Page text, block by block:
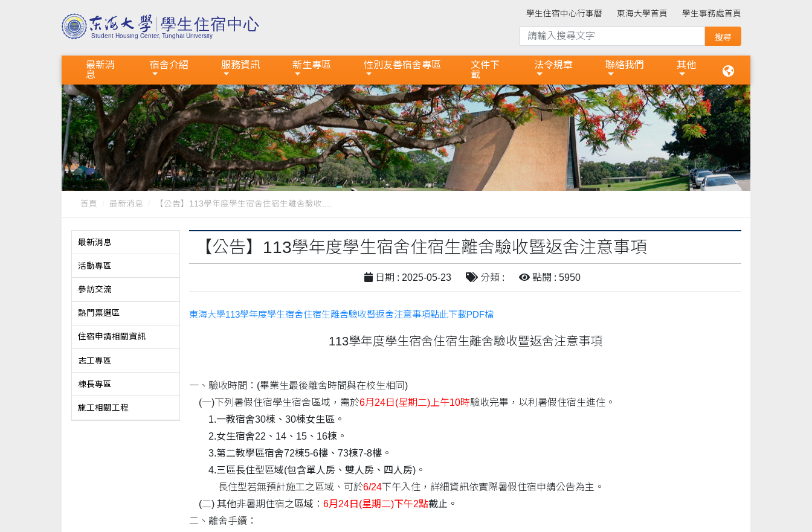
學生住宿中心行事曆 東海大學首頁 學生事務處首頁
最新消
息
宿舍介紹 服務資訊 新生專區 性別友善宿舍專區
文件下
載
法令規章 聯絡我們 其他
首頁 最新消息 【公告】113學年度學生宿舍住宿生離舍驗收....
最新消息
活動專區
參訪交流
熱門票選區
住宿申請相關資訊
志工專區
棟長專區
施工相關工程
【公告】113學年度學生宿舍住宿生離舍驗收暨返舍注意事項
日期 : 2025-05-23 分類 : 點閱 : 5950
東海大學113學年度學生宿舍住宿生離舍驗收暨返舍注意事項點此下載PDF檔
113學年度學生宿舍住宿生離舍驗收暨返舍注意事項
一、驗收時間：(畢業生最後離舍時間與在校生相同)
(一)下列暑假住宿學生宿舍區域，需於6月24日(星期二)上午10時驗收完畢，以利暑假住宿生進住。
1.一教宿舍30棟、30棟女生區。
2.女生宿舍22、14、15、16棟。
3.第二教學區宿舍72棟5-6樓、73棟7-8樓。
4.三區長住型區域(包含單人房、雙人房、四人房)。
長住型若無預計施工之區域、可於6/24下午入住，詳細資訊依實際暑假住宿申請公告為主。
(二) 其他非暑期住宿之區域 ： 6月24日(星期二)下午2點截止。
二、離舍手續：